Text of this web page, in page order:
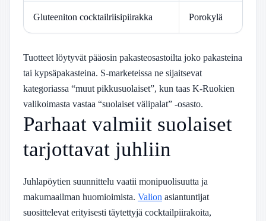
Gluteeniton cocktailriisipiirakka Porokylä
Tuotteet löytyvät pääosin pakasteosastoilta joko pakasteina
tai kypsäpakasteina. S-marketeissa ne sijaitsevat
kategoriassa “muut pikkusuolaiset”, kun taas K-Ruokien
valikoimasta vastaa “suolaiset välipalat” -osasto.
Parhaat valmiit suolaiset
tarjottavat juhliin
Juhlapöytien suunnittelu vaatii monipuolisuutta ja
makumaailman huomioimista. Valion asiantuntijat
suosittelevat erityisesti täytettyjä cocktailpiirakoita,